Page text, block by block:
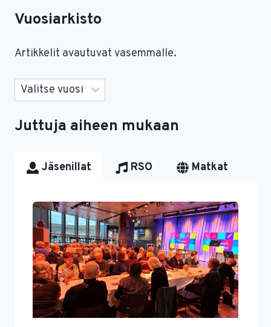
Vuosiarkisto
Artikkelit avautuvat vasemmalle.
Arkistot
Juttuja aiheen mukaan
Jäsenillat RSO Matkat